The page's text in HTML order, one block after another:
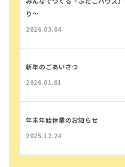
り～
2026.03.04
新年のごあいさつ
2026.01.01
年末年始休業のお知らせ
2025.12.24